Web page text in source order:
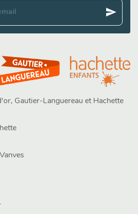
send
Gautier-Languereau et Hachette